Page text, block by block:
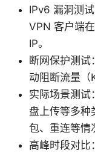
IPv6 漏洞测
VPN 客户端
IP。
断网保护测试
动阻断流量（
实际场景测试
盘上传等多种
包、重连等情
高峰时段对比